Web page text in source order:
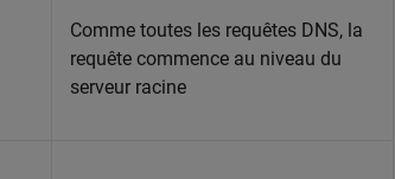
Comme toutes les requêtes DNS, la
requête commence au niveau du
serveur racine